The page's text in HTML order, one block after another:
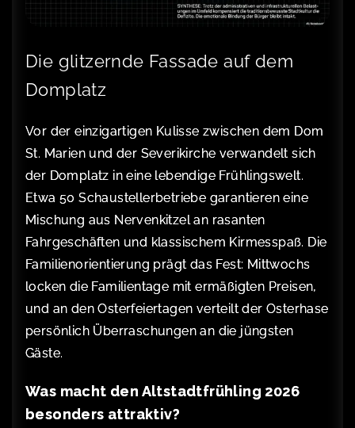
Die glitzernde Fassade auf dem
Domplatz
Vor der einzigartigen Kulisse zwischen dem Dom
St. Marien und der Severikirche verwandelt sich
der Domplatz in eine lebendige Frühlingswelt.
Etwa 50 Schaustellerbetriebe garantieren eine
Mischung aus Nervenkitzel an rasanten
Fahrgeschäften und klassischem Kirmesspaß. Die
Familienorientierung prägt das Fest: Mittwochs
locken die Familientage mit ermäßigten Preisen,
und an den Osterfeiertagen verteilt der Osterhase
persönlich Überraschungen an die jüngsten
Gäste.
Was macht den Altstadtfrühling 2026
besonders attraktiv?